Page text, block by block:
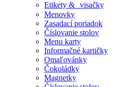
Etikety & visačky
Menovky
Zasadací poriadok
Číslovanie stolov
Menu karty
Informačné kartičky
Omaľovánky
Čokoládky
Magnetky